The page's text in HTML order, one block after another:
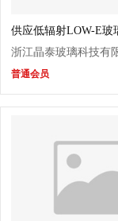
供应低辐射LOW-E玻
浙江晶泰玻璃科技有
普通会员